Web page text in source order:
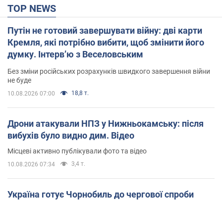
TOP NEWS
Путін не готовий завершувати війну: дві карти
Кремля, які потрібно вибити, щоб змінити його
думку. Інтерв’ю з Веселовським
Без зміни російських розрахунків швидкого завершення війни
не буде
10.08.2026 07:00 18,8 т.
Дрони атакували НПЗ у Нижньокамську: після
вибухів було видно дим. Відео
Місцеві активно публікували фото та відео
10.08.2026 07:34 3,4 т.
Україна готує Чорнобиль до чергової спроби